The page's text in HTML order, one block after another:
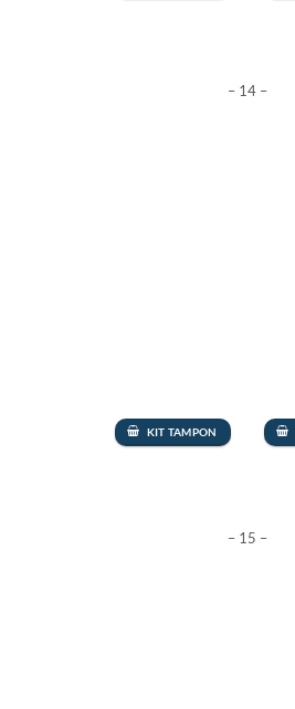
– 14 –
KIT TAMPON
– 15 –